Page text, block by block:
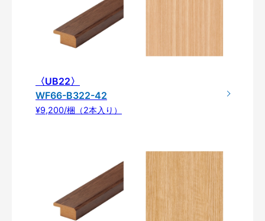
〈UB22〉
WF66-B322-42
¥9,200/梱（2本入り）